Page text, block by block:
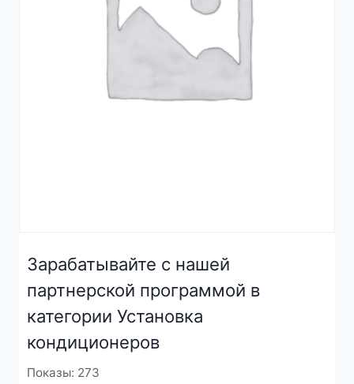
Зарабатывайте с нашей
партнерской программой в
категории Установка
кондиционеров
Показы: 273